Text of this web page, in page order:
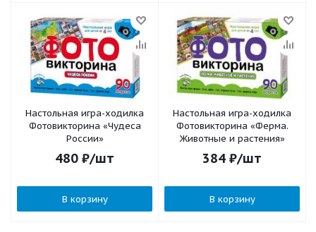
Настольная игра-ходилка
Фотовикторина «Чудеса
России»
480 ₽/шт
В корзину
Настольная игра-ходилка
Фотовикторина «Ферма.
Животные и растения»
384 ₽/шт
В корзину